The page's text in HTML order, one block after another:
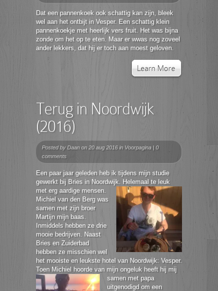
Dat een pannenkoek ook schattig kan zijn, bleek
wel aan het ontbijt in Vesper. Een schattig klein
pannenkoekje met heerlijk vers fruit. Het was bijna
zonde om het op te eten. Maar er wwas nog zoveel
ander lekkers, dat hij er toch aan moest geloven.
Learn More
Terug in Noordwijk
(2016)
Posted by Daan on 20 aug 2016 in Voorpagina | 0
comments
Een paar jaar geleden heb ik tijdens mijn studie
gewerkt bij Bries in Noordwijk. Helemaal te leuk
met erg aardige mensen.
Michiel van den Berg was
samen met zijn broer
Martijn mijn baas.
Inmiddels hebben ze drie
mooie bedrijven. Naast
Bries en Zuiderbad
hebben ze misschien wel
het mooiste en leukste hotel van Noordwijk: Vesper.
Toen Michiel hoorde van mijn ongeluk heeft hij mij
samen met papa
uitgenodigd om een